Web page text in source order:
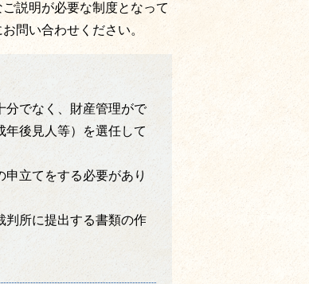
説明が必要な制度となって
問い合わせください。
分でなく、財産管理がで
年後見人等）を選任して
立てをする必要があり
判所に提出する書類の作